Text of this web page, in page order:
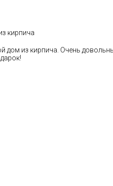
кирпича
дом из кирпича. Очень